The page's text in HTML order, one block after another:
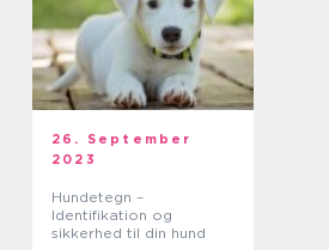
26. September
2023
Hundetegn –
Identifikation og
sikkerhed til din hund